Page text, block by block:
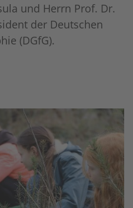
und Herrn Prof. Dr.
der Deutschen
(DGfG).